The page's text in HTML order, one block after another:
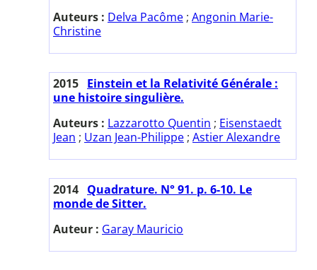
Auteurs : Delva Pacôme ; Angonin Marie-
Christine
2015 Einstein et la Relativité Générale :
une histoire singulière.
Auteurs : Lazzarotto Quentin ; Eisenstaedt
Jean ; Uzan Jean-Philippe ; Astier Alexandre
2014 Quadrature. N° 91. p. 6-10. Le
monde de Sitter.
Auteur : Garay Mauricio